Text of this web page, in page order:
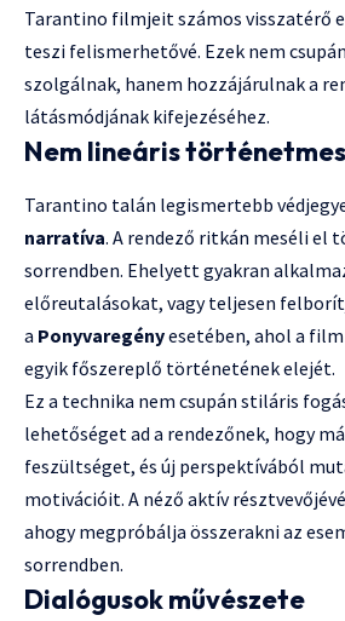
Tarantino filmjeit számos visszatérő
teszi felismerhetővé. Ezek nem
szolgálnak, hanem hozzájárulnak a
látásmódjának kifejezéséhez.
Nem lineáris
Tarantino talán legismertebb
narratíva. A rendező ritkán meséli el
sorrendben. Ehelyett gyakran
előreutalásokat, vagy teljesen
a Ponyvaregényesetében, ahol a
egyik főszereplő történetének elejét.
Ez a technika nem csupán stiláris
lehetőséget ad a rendezőnek, hogy
feszültséget, és új perspektívából
motivációit. A néző aktív
ahogy megpróbálja összerakni az
sorrendben.
Dialógusok művészete